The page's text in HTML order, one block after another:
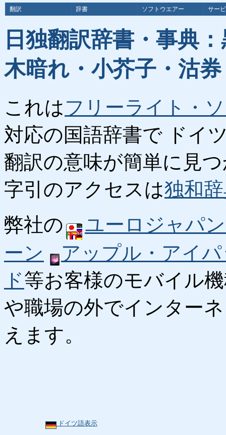
翻訳 辞書 ソフトウエアー サー
日独翻訳辞書・事典
木暗れ・小芥子・沽
これはフリーライト・
対応の国語辞書で ドイ
翻訳の意味が簡単に見
字引のアクセスは独和
弊社の
ユーロジャパ
ーン
アップル・アイ
ド等お客様のモバイル
や職場の外でインター
えます。
ドイツ語表示